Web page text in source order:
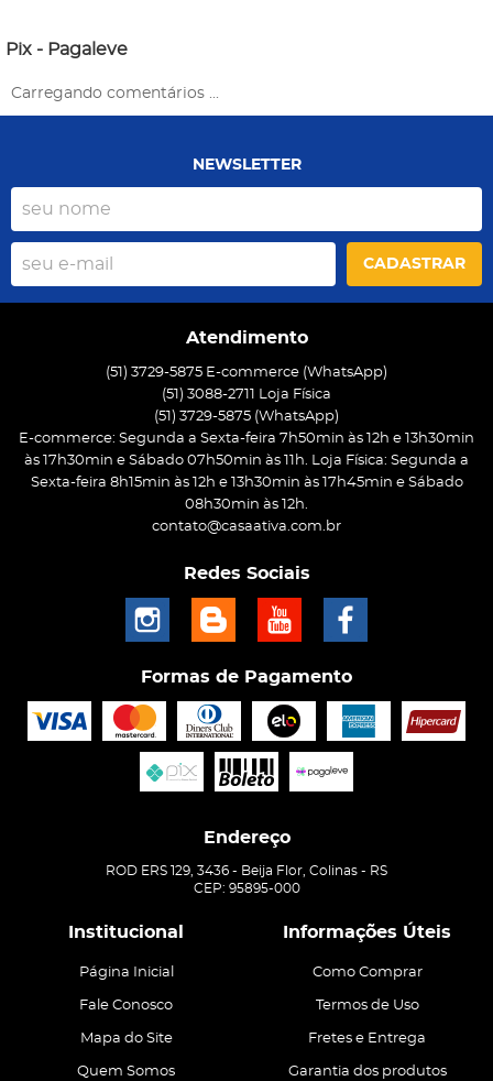
Pix - Pagaleve
Carregando comentários ...
NEWSLETTER
CADASTRAR
Atendimento
(51) 3729-5875 E-commerce (WhatsApp)
(51) 3088-2711 Loja Física
(51) 3729-5875 (WhatsApp)
E-commerce: Segunda a Sexta-feira 7h50min às 12h e 13h30min
às 17h30min e Sábado 07h50min às 11h. Loja Física: Segunda a
Sexta-feira 8h15min às 12h e 13h30min às 17h45min e Sábado
08h30min às 12h.
contato@casaativa.com.br
Redes Sociais
Formas de Pagamento
Endereço
ROD ERS 129, 3436 - Beija Flor, Colinas - RS
CEP: 95895-000
Institucional
Página Inicial
Fale Conosco
Mapa do Site
Quem Somos
Informações Úteis
Como Comprar
Termos de Uso
Fretes e Entrega
Garantia dos produtos